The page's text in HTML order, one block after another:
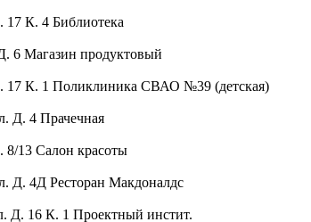
17 К. 4 Библиотека
6 Магазин продуктовый
17 К. 1 Поликлиника СВАО №39 (детская)
Д. 4 Прачечная
8/13 Салон красоты
Д. 4Д Ресторан Макдоналдс
Д. 16 К. 1 Проектный инстит.